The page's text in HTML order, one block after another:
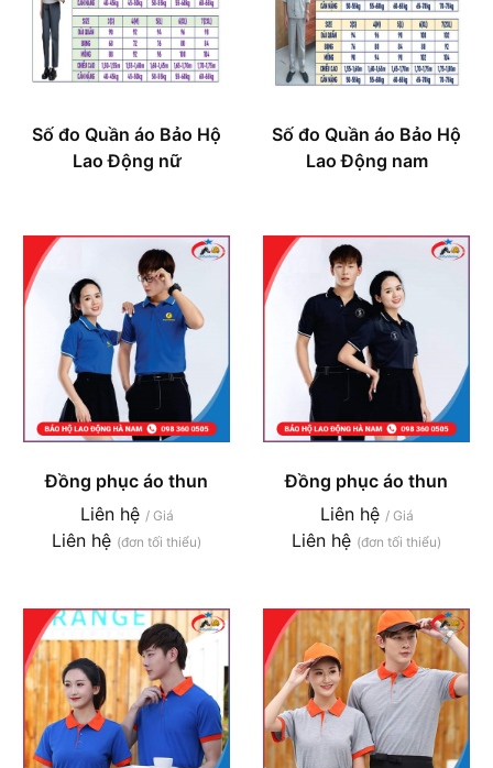
Số đo Quần áo Bảo Hộ
Lao Động nữ
Số đo Quần áo Bảo Hộ
Lao Động nam
Đồng phục áo thun
Liên hệ / Giá
Liên hệ (đơn tối thiểu)
Đồng phục áo thun
Liên hệ / Giá
Liên hệ (đơn tối thiểu)